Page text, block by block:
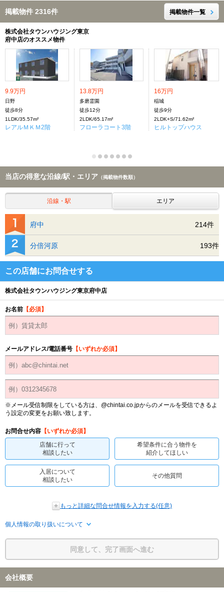
掲載物件 2316件 掲載物件一覧
株式会社タウンハウジング東京
府中店のオススメ物件
9.9万円
日野
徒歩8分
1LDK/35.57m²
レアルＭＫＭ2階
13.8万円
多磨霊園
徒歩12分
2LDK/65.17m²
フローラコート3階
16万円
稲城
徒歩9分
2LDK+S/71.62m²
ヒルトップハウス
当店の得意な沿線/駅・エリア （掲載物件数順）
沿線・駅 エリア
府中 214件
分倍河原 193件
この店舗にお問合せする
株式会社タウンハウジング東京府中店
お名前 【必須】
メールアドレス/電話番号 【いずれか必須】
※メール受信制限をしている方は、@chintai.co.jpからのメールを受信できるよ
う設定の変更をお願い致します。
お問合せ内容 【いずれか必須】
店舗に行って
相談したい
希望条件に合う物件を
紹介してほしい
入居について
相談したい
その他質問
もっと詳細な問合せ情報を入力する(任意)
個人情報の取り扱いについて
同意して、完了画面へ進む
会社概要